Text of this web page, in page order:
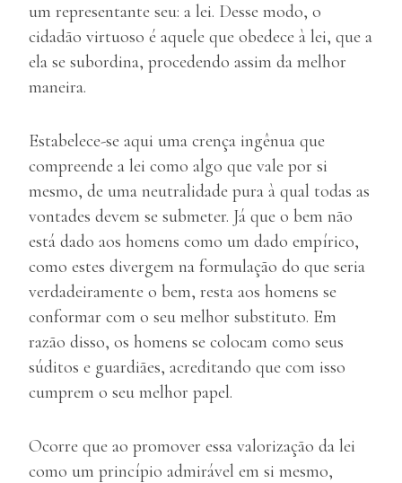
um representante seu: a lei. Desse modo, o
cidadão virtuoso é aquele que obedece à lei, que a
ela se subordina, procedendo assim da melhor
maneira.
Estabelece-se aqui uma crença ingênua que
compreende a lei como algo que vale por si
mesmo, de uma neutralidade pura à qual todas as
vontades devem se submeter. Já que o bem não
está dado aos homens como um dado empírico,
como estes divergem na formulação do que seria
verdadeiramente o bem, resta aos homens se
conformar com o seu melhor substituto. Em
razão disso, os homens se colocam como seus
súditos e guardiães, acreditando que com isso
cumprem o seu melhor papel.
Ocorre que ao promover essa valorização da lei
como um princípio admirável em si mesmo,